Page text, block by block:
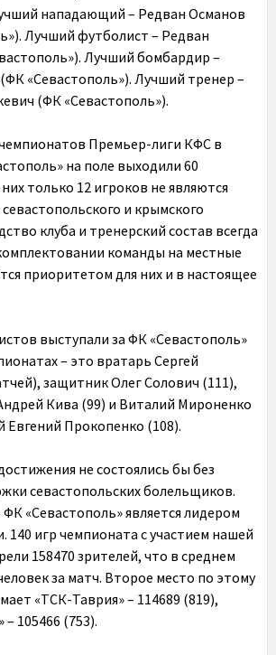
нападающий – Редван Османов
Лучший футболист – Редван
Лучший бомбардир –
«Севастополь»). Лучший тренер –
(ФК «Севастополь»).
чемпионатов Премьер-лиги КФС в
на поле выходили 60
только 12 игроков не являются
и крымского
клуба и тренерский состав всегда
команды на местные
приоритетом для них и в настоящее
выступали за ФК «Севастополь»
– это вратарь Сергей
защитник Олег Солович (111),
Кива (99) и Виталий Мироненко
Прокопенко (108).
не состоялись бы без
севастопольских болельщиков.
ФК «Севастополь» является лидером
140 игр чемпионата с участием нашей
158470 зрителей, что в среднем
за матч. Второе место по этому
«ТСК-Таврия» – 114689 (819),
105466 (753).